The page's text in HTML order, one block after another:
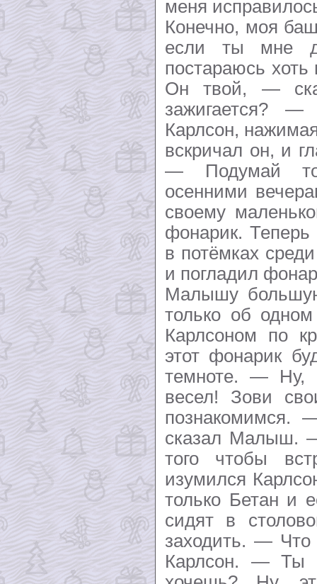
меня
Конечно, моя
если ты мне
постараюсь
Он твой, —
зажигается?
Карлсон,
вскричал он, и
— Подумай
осенними
своему
фонарик. Теперь
в потёмках
и погладил
Малышу
только об
Карлсоном по
этот фонарик
темноте. — Ну,
весел! Зови
сказал Малыш.
того чтобы
изумился
только Бетан и
сидят в
заходить. —
Карлсон. — Ты